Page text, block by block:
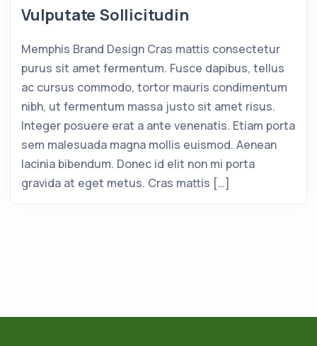
Vulputate Sollicitudin
Memphis Brand Design Cras mattis consectetur
purus sit amet fermentum. Fusce dapibus, tellus
ac cursus commodo, tortor mauris condimentum
nibh, ut fermentum massa justo sit amet risus.
Integer posuere erat a ante venenatis. Etiam porta
sem malesuada magna mollis euismod. Aenean
lacinia bibendum. Donec id elit non mi porta
gravida at eget metus. Cras mattis […]